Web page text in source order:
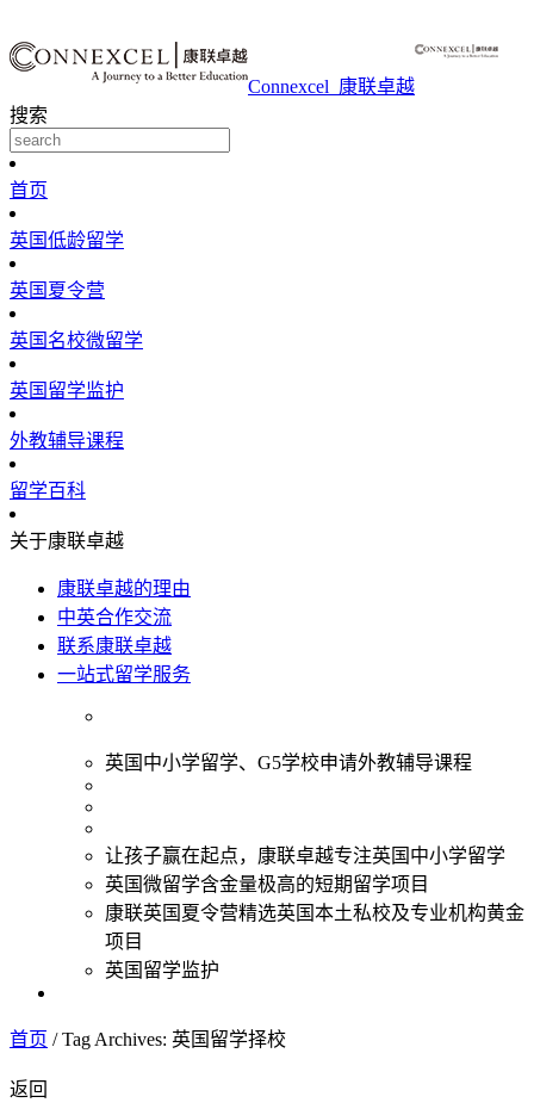
Connexcel_康联卓越
搜索
首页
英国低龄留学
英国夏令营
英国名校微留学
英国留学监护
外教辅导课程
留学百科
关于康联卓越
康联卓越的理由
中英合作交流
联系康联卓越
一站式留学服务
英国中小学留学、G5学校申请外教辅导课程
让孩子赢在起点，康联卓越专注英国中小学留学
英国微留学含金量极高的短期留学项目
康联英国夏令营精选英国本土私校及专业机构黄金
项目
英国留学监护
首页 /Tag Archives: 英国留学择校
返回